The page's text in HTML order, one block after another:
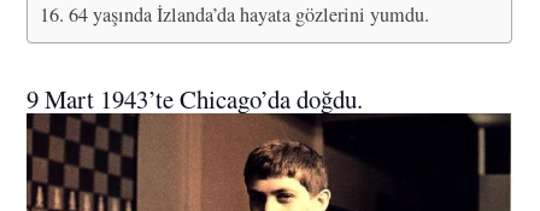
64 yaşında İzlanda’da hayata gözlerini yumdu.
9 Mart 1943’te Chicago’da doğdu.